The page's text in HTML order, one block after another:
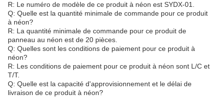
R: Le numéro de modèle de ce produit à néon est SYDX-01.
Q: Quelle est la quantité minimale de commande pour ce produit
à néon?
R: La quantité minimale de commande pour ce produit de
panneau au néon est de 20 pièces.
Q: Quelles sont les conditions de paiement pour ce produit à
néon?
R: Les conditions de paiement pour ce produit à néon sont L/C et
T/T.
Q: Quelle est la capacité d'approvisionnement et le délai de
livraison de ce produit à néon?